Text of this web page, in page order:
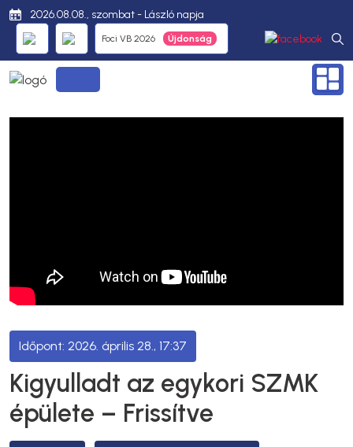
2026.08.08., szombat - László napja
Foci VB 2026
2026. április 28., 17:37
Kigyulladt az egykori SZMK
épülete – Frissítve